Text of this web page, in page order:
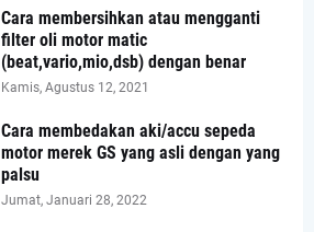
Cara membersihkan atau mengganti
filter oli motor matic
(beat,vario,mio,dsb) dengan benar
Kamis, Agustus 12, 2021
Cara membedakan aki/accu sepeda
motor merek GS yang asli dengan yang
palsu
Jumat, Januari 28, 2022